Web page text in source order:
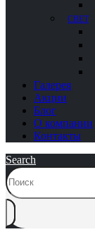
СВЕТ
Галерея
Акции
Блог
О компании
Контакты
Search